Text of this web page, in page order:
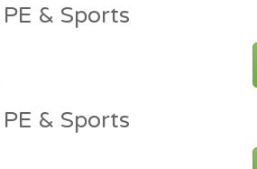
& Sports
& Sports